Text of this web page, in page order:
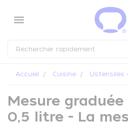
menu
Accueil Cuisine Ustensiles
Mesure
0,5 litre - La